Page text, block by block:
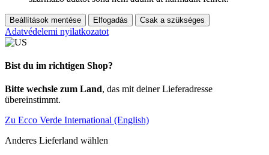
Beállítások mentése Elfogadás Csak a szükséges
Adatvédelemi nyilatkozatot
Bist du im richtigen Shop?
Bitte wechsle zum Land, das mit deiner Lieferadresse
übereinstimmt.
Zu Ecco Verde International (English)
Anderes Lieferland wählen